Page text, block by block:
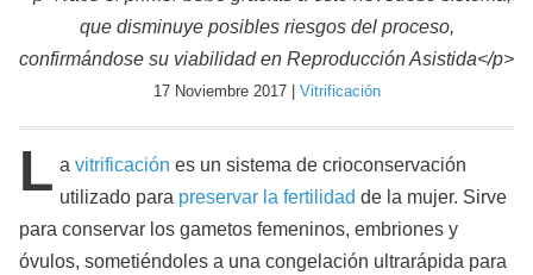
que disminuye posibles riesgos del proceso,
confirmándose su viabilidad en Reproducción Asistida</p>
17 Noviembre 2017 | Vitrificación
L a vitrificación es un sistema de crioconservación
utilizado para preservar la fertilidad de la mujer. Sirve
para conservar los gametos femeninos, embriones y
óvulos, sometiéndoles a una congelación ultrarápida para